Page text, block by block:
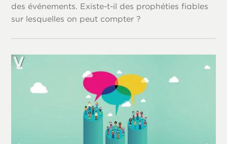
des événements. Existe-t-il des prophéties fiables
sur lesquelles on peut compter ?